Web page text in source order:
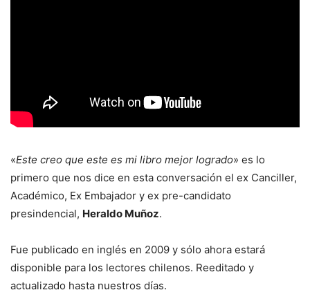
«Este creo que este es mi libro mejor logrado» es lo
primero que nos dice en esta conversación el ex Canciller,
Académico, Ex Embajador y ex pre-candidato
presindencial, Heraldo Muñoz.
Fue publicado en inglés en 2009 y sólo ahora estará
disponible para los lectores chilenos. Reeditado y
actualizado hasta nuestros días.